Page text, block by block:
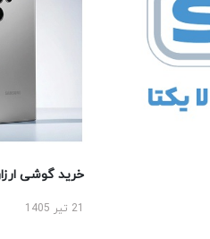
خرید گوشی ارزان